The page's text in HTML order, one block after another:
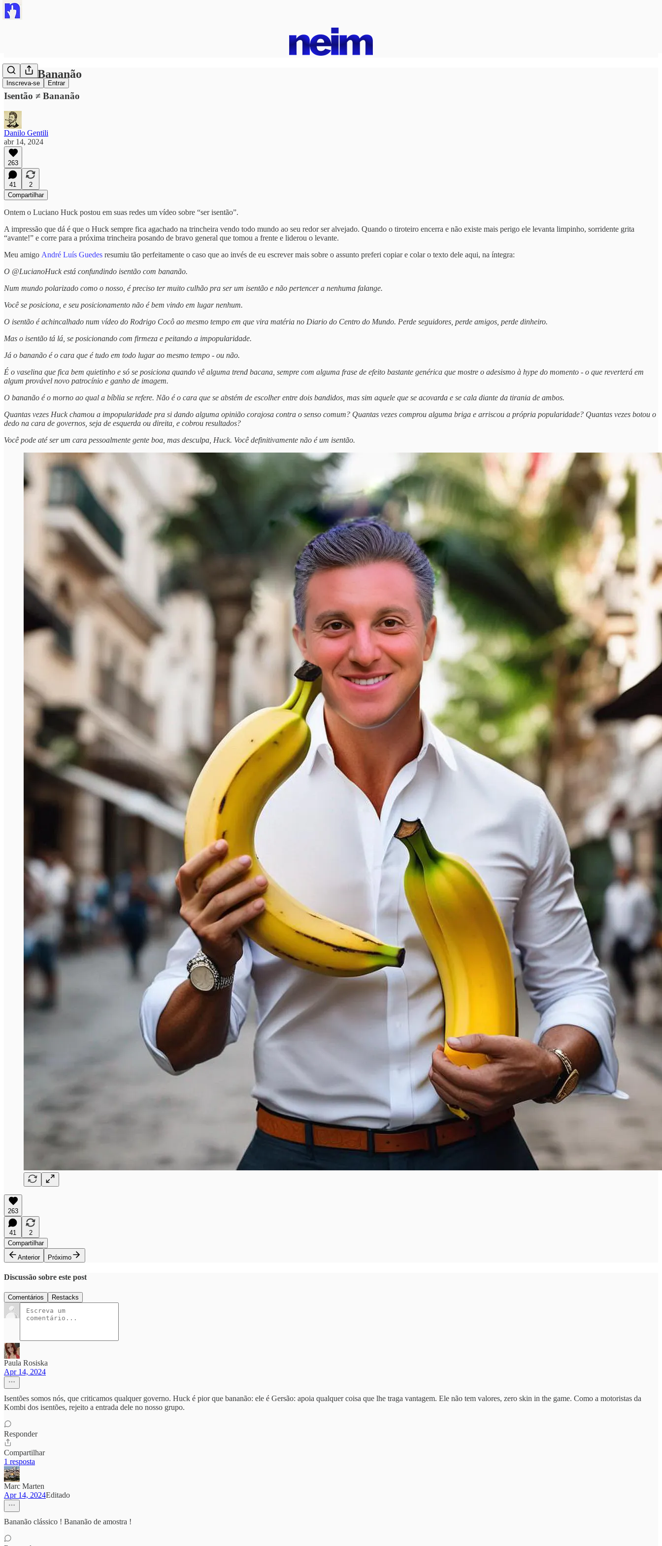
Inscreva-se Entrar
#HuckBananão
Isentão ≠ Bananão
Danilo Gentili
abr 14, 2024
263
41
2
Compartilhar
Ontem o Luciano Huck postou em suas redes um vídeo sobre “ser isentão”.
A impressão que dá é que o Huck sempre fica agachado na trincheira vendo todo mundo ao seu redor ser alvejado. Quando o tiroteiro encerra e não existe mais perigo ele levanta limpinho, sorridente grita
“avante!” e corre para a próxima trincheira posando de bravo general que tomou a frente e liderou o levante.
Meu amigo André Luís Guedes resumiu tão perfeitamente o caso que ao invés de eu escrever mais sobre o assunto preferi copiar e colar o texto dele aqui, na íntegra:
O @LucianoHuck está confundindo isentão com bananão.
Num mundo polarizado como o nosso, é preciso ter muito culhão pra ser um isentão e não pertencer a nenhuma falange.
Você se posiciona, e seu posicionamento não é bem vindo em lugar nenhum.
O isentão é achincalhado num vídeo do Rodrigo Cocô ao mesmo tempo em que vira matéria no Diario do Centro do Mundo. Perde seguidores, perde amigos, perde dinheiro.
Mas o isentão tá lá, se posicionando com firmeza e peitando a impopularidade.
Já o bananão é o cara que é tudo em todo lugar ao mesmo tempo - ou não.
É o vaselina que fica bem quietinho e só se posiciona quando vê alguma trend bacana, sempre com alguma frase de efeito bastante genérica que mostre o adesismo à hype do momento - o que reverterá em
algum provável novo patrocínio e ganho de imagem.
O bananão é o morno ao qual a bíblia se refere. Não é o cara que se abstém de escolher entre dois bandidos, mas sim aquele que se acovarda e se cala diante da tirania de ambos.
Quantas vezes Huck chamou a impopularidade pra si dando alguma opinião corajosa contra o senso comum? Quantas vezes comprou alguma briga e arriscou a própria popularidade? Quantas vezes botou o
dedo na cara de governos, seja de esquerda ou direita, e cobrou resultados?
Você pode até ser um cara pessoalmente gente boa, mas desculpa, Huck. Você definitivamente não é um isentão.
263
41
2
Compartilhar
Anterior
Próximo
Discussão sobre este post
Comentários Restacks
Paula Rosiska
Apr 14, 2024
Isentões somos nós, que criticamos qualquer governo. Huck é pior que bananão: ele é Gersão: apoia qualquer coisa que lhe traga vantagem. Ele não tem valores, zero skin in the game. Como a motoristas da
Kombi dos isentões, rejeito a entrada dele no nosso grupo.
Responder
Compartilhar
1 resposta
Marc Marten
Apr 14, 2024Editado
Bananão clássico ! Bananão de amostra !